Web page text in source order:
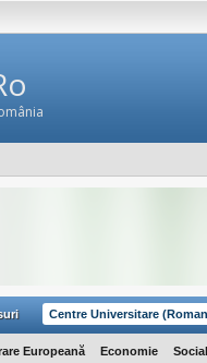
Centre Universitare
Europeană Economie Social